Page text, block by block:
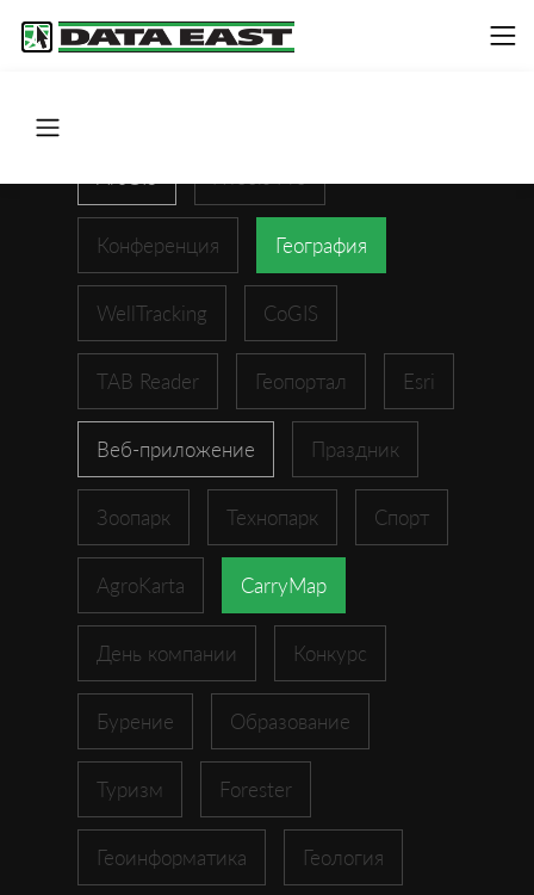
Конференция География
WellTracking CoGIS
TAB Reader Геопортал Esri
Веб-приложение Праздник
Зоопарк Технопарк Спорт
AgroKarta CarryMap
День компании Конкурс
Бурение Образование
Туризм Forester
Геоинформатика Геология